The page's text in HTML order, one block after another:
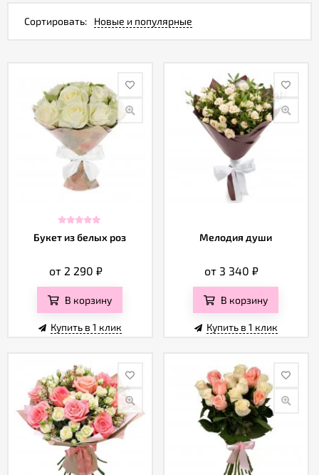
заказ
Публичная
конфиденциальности
Отзывы
Сортировать: Новые и популярные
Букет из белых роз
от 2 290 ₽
В корзину
Купить в 1 клик
Мелодия души
от 3 340₽
В корзину
Купить в 1 клик